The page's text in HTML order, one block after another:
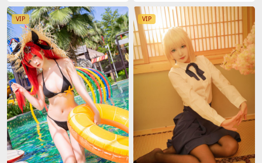
VIP VIP